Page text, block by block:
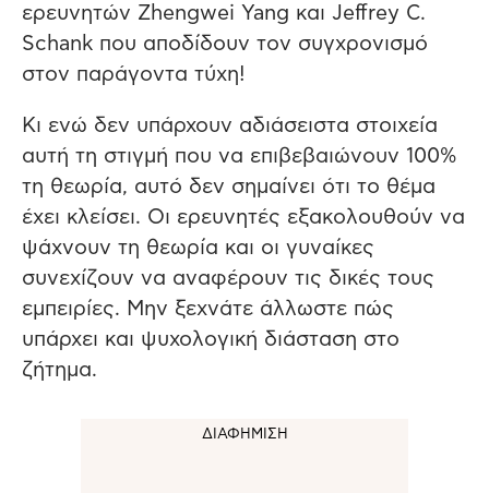
ερευνητών Zhengwei Yang και Jeffrey C.
Schank που αποδίδουν τον συγχρονισμό
στον παράγοντα τύχη!
Κι ενώ δεν υπάρχουν αδιάσειστα στοιχεία
αυτή τη στιγμή που να επιβεβαιώνουν 100%
τη θεωρία, αυτό δεν σημαίνει ότι το θέμα
έχει κλείσει. Οι ερευνητές εξακολουθούν να
ψάχνουν τη θεωρία και οι γυναίκες
συνεχίζουν να αναφέρουν τις δικές τους
εμπειρίες. Μην ξεχνάτε άλλωστε πώς
υπάρχει και ψυχολογική διάσταση στο
ζήτημα.